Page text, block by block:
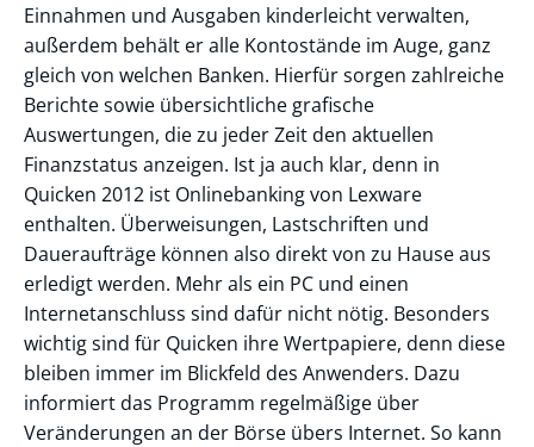
Einnahmen und Ausgaben kinderleicht verwalten,
außerdem behält er alle Kontostände im Auge, ganz
gleich von welchen Banken. Hierfür sorgen zahlreiche
Berichte sowie übersichtliche grafische
Auswertungen, die zu jeder Zeit den aktuellen
Finanzstatus anzeigen. Ist ja auch klar, denn in
Quicken 2012 ist Onlinebanking von Lexware
enthalten. Überweisungen, Lastschriften und
Daueraufträge können also direkt von zu Hause aus
erledigt werden. Mehr als ein PC und einen
Internetanschluss sind dafür nicht nötig. Besonders
wichtig sind für Quicken ihre Wertpapiere, denn diese
bleiben immer im Blickfeld des Anwenders. Dazu
informiert das Programm regelmäßige über
Veränderungen an der Börse übers Internet. So kann